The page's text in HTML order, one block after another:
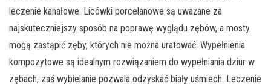
leczenie kanałowe. Licówki porcelanowe są uważane za
najskuteczniejszy sposób na poprawę wyglądu zębów, a mosty
mogą zastąpić zęby, których nie można uratować. Wypełnienia
kompozytowe są idealnym rozwiązaniem do wypełniania dziur w
zębach, zaś wybielanie pozwala odzyskać biały uśmiech. Leczenie